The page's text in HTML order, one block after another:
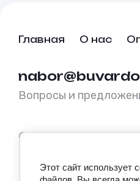
Главная О нас
Вопросы и
© buvardo-msk.ru,
Этот сайт использует